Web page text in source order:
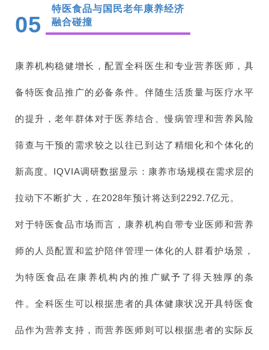
05
特医食品与国民老年康养经济
融合碰撞
康养机构稳健增长，配置全科医生和专业营养医师，具
备特医食品推广的必备条件。伴随生活质量与医疗水平
的提升，老年群体对于医养结合、慢病管理和营养风险
筛查与干预的需求较之以往已到达了精细化和个体化的
新高度。IQVIA调研数据显示：康养市场规模在需求层的
拉动下不断扩大，在2028年预计将达到2292.7亿元。
对于特医食品市场而言，康养机构自带专业医师和营养
师的人员配置和监护陪伴管理一体化的人群看护场景，
为特医食品在康养机构内的推广赋予了得天独厚的条
件。全科医生可以根据患者的具体健康状况开具特医食
品作为营养支持，而营养医师则可以根据患者的实际反